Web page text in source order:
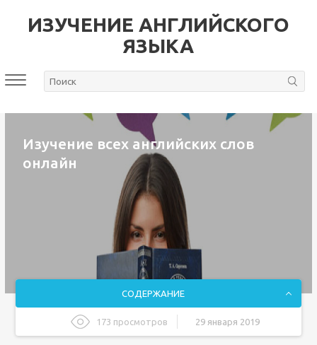
ИЗУЧЕНИЕ АНГЛИЙСКОГО
ЯЗЫКА
Изучение всех английских слов
онлайн
СОДЕРЖАНИЕ
173 просмотров 29 января 2019